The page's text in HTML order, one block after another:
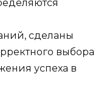
сделаны
выбора
успеха в